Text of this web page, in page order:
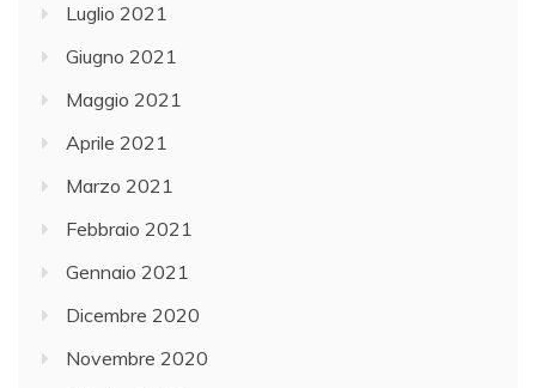
Luglio 2021
Giugno 2021
Maggio 2021
Aprile 2021
Marzo 2021
Febbraio 2021
Gennaio 2021
Dicembre 2020
Novembre 2020